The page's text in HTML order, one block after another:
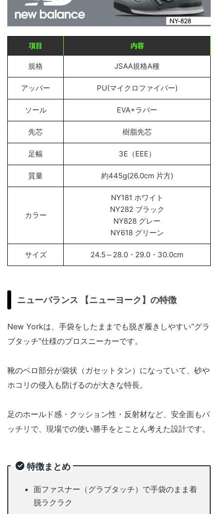
項目 内容
規格 JSAA規格A種
アッパー PU(マイクロファイバー)
ソール EVA+ラバー
先芯 樹脂先芯
足幅 3E（EEE）
質量 約445g(26.0cm 片方)
カラー
NY181 ホワイト
NY282 ブラック
NY828 グレー
NY618 グリーン
サイズ 24.5～28.0・29.0・30.0cm
ニューバランス 【ニューヨーク】の特徴
New Yorkは、手袋をしたままでも脱ぎ履きしやすい“グラ
ブタッチ”仕様のプロスニーカーです。
靴のベロ部分が袋状（ガセットタン）になっていて、砂や
ホコリの侵入も防げるのが大きな特長。
足のホールド感・クッション性・反射材など、安全面もバ
ッチリで、現場での使い勝手をとことん考えた設計です。
特徴まとめ
面ファスナー（グラブタッチ）で手袋のまま着
脱ラクラク